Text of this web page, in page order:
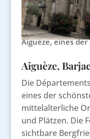
Aiguèze, eines
Aiguèze,
Die
eines der
mittelalterliche
und Plätzen. Die
sichtbare